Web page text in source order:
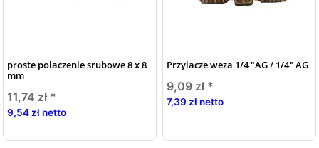
proste polaczenie srubowe 8 x 8
mm
11,74 zł *
9,54 zł netto
Przylacze weza 1/4 "AG / 1/4" AG
9,09 zł *
7,39 zł netto